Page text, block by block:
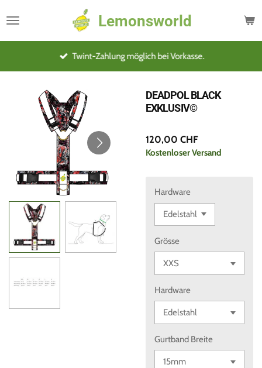
Hauptinhalt
Lemonsworld
Twint-Zahlung möglich bei Vorkasse.
DEADPOL BLACK
EXKLUSIV©️
120,00 CHF
Kostenloser Versand
Hardware
Grösse
Hardware
Gurtband Breite